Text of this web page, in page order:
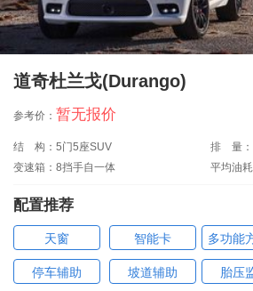
道奇杜兰戈(Durango)
参考价： 暂无报价
结
构：5门5座SUV
变速箱：8挡手自一体
排
量
平均油
配置推荐
天窗 智能卡 多功能
停车辅助 坡道辅助 胎压